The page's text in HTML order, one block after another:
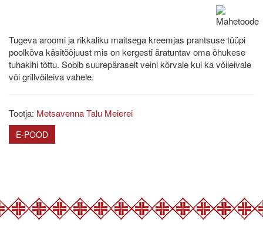
Tugeva aroomi ja rikkaliku maitsega kreemjas prantsuse tüüpi
poolkõva käsitööjuust mis on kergesti äratuntav oma õhukese
tuhakihi tõttu. Sobib suurepäraselt veini kõrvale kui ka võileivale
või grillvõileiva vahele.
Tootja: Metsavenna Talu Meierei
E-POOD